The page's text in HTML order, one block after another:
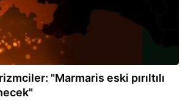
"Marmaris eski pırıltılı